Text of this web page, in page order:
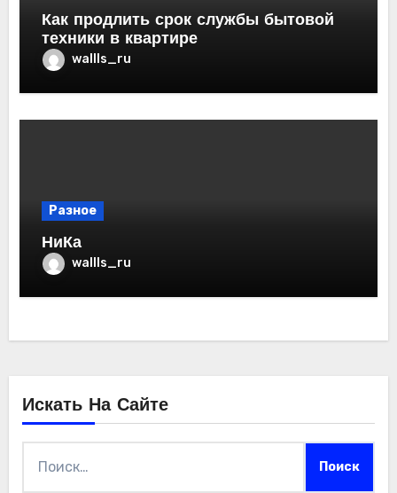
Как продлить срок службы бытовой
техники в квартире
wallls_ru
Разное
НиКа
wallls_ru
Искать На Сайте